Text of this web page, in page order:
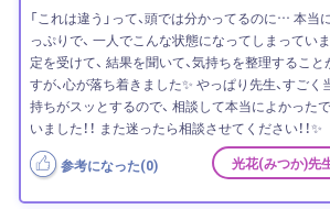
「これは違う」って、頭では分かってるのに… 本当
っぷりで、 一人でこんな状態になってしまってい
定を受けて、 結果を聞いて、気持ちを整理すること
すが、心が落ち着きました✨ やっぱり先生、すごく
持ちがスッとするので、 相談して本当によかったで
いました！！ また迷ったら相談させてください！！✨
参考になった(0) 光花(みつか)先